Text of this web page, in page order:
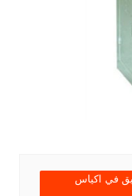
في اكياس